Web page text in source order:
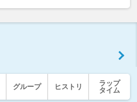
グループ ヒストリ
ラップ
タイム